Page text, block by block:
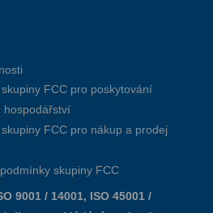
FCC pro poskytování
hospodářství
FCC pro nákup a prodej
skupiny FCC
9001 / 14001, ISO 45001 /